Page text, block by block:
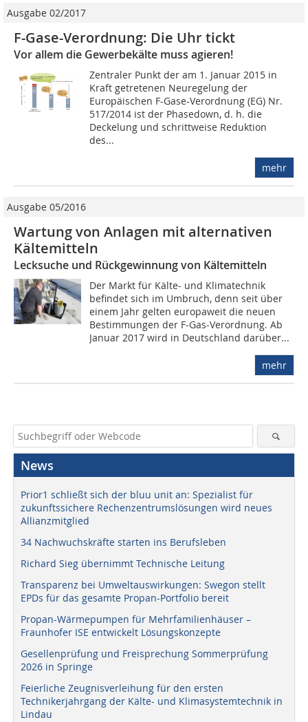
Ausgabe 02/2017
F-Gase-Verordnung: Die Uhr tickt
Vor allem die Gewerbekälte muss agieren!
Zentraler Punkt der am 1. Januar 2015 in
Kraft getretenen Neuregelung der
Europäischen F-Gase-Verordnung (EG) Nr.
517/2014 ist der Phasedown, d. h. die
Deckelung und schrittweise Reduktion
des...
mehr
Ausgabe 05/2016
Wartung von Anlagen mit alternativen
Kältemitteln
Lecksuche und Rückgewinnung von Kältemitteln
Der Markt für Kälte- und Klimatechnik
befindet sich im Umbruch, denn seit über
einem Jahr gelten europaweit die neuen
Bestimmungen der F-Gas-Verordnung. Ab
Januar 2017 wird in Deutschland darüber...
mehr
News
Prior1 schließt sich der bluu unit an: Spezialist für
zukunftssichere Rechenzentrumslösungen wird neues
Allianzmitglied
34 Nachwuchskräfte starten ins Berufsleben
Richard Sieg übernimmt Technische Leitung
Transparenz bei Umweltauswirkungen: Swegon stellt
EPDs für das gesamte Propan-Portfolio bereit
Propan-Wärmepumpen für Mehrfamilienhäuser –
Fraunhofer ISE entwickelt Lösungskonzepte
Gesellenprüfung und Freisprechung Sommerprüfung
2026 in Springe
Feierliche Zeugnisverleihung für den ersten
Technikerjahrgang der Kälte- und Klimasystemtechnik in
Lindau